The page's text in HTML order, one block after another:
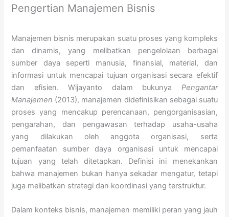
Pengertian Manajemen Bisnis
Manajemen bisnis merupakan suatu proses yang kompleks
dan dinamis, yang melibatkan pengelolaan berbagai
sumber daya seperti manusia, finansial, material, dan
informasi untuk mencapai tujuan organisasi secara efektif
dan efisien. Wijayanto dalam bukunya Pengantar
Manajemen (2013), manajemen didefinisikan sebagai suatu
proses yang mencakup perencanaan, pengorganisasian,
pengarahan, dan pengawasan terhadap usaha-usaha
yang dilakukan oleh anggota organisasi, serta
pemanfaatan sumber daya organisasi untuk mencapai
tujuan yang telah ditetapkan. Definisi ini menekankan
bahwa manajemen bukan hanya sekadar mengatur, tetapi
juga melibatkan strategi dan koordinasi yang terstruktur.
Dalam konteks bisnis, manajemen memiliki peran yang jauh